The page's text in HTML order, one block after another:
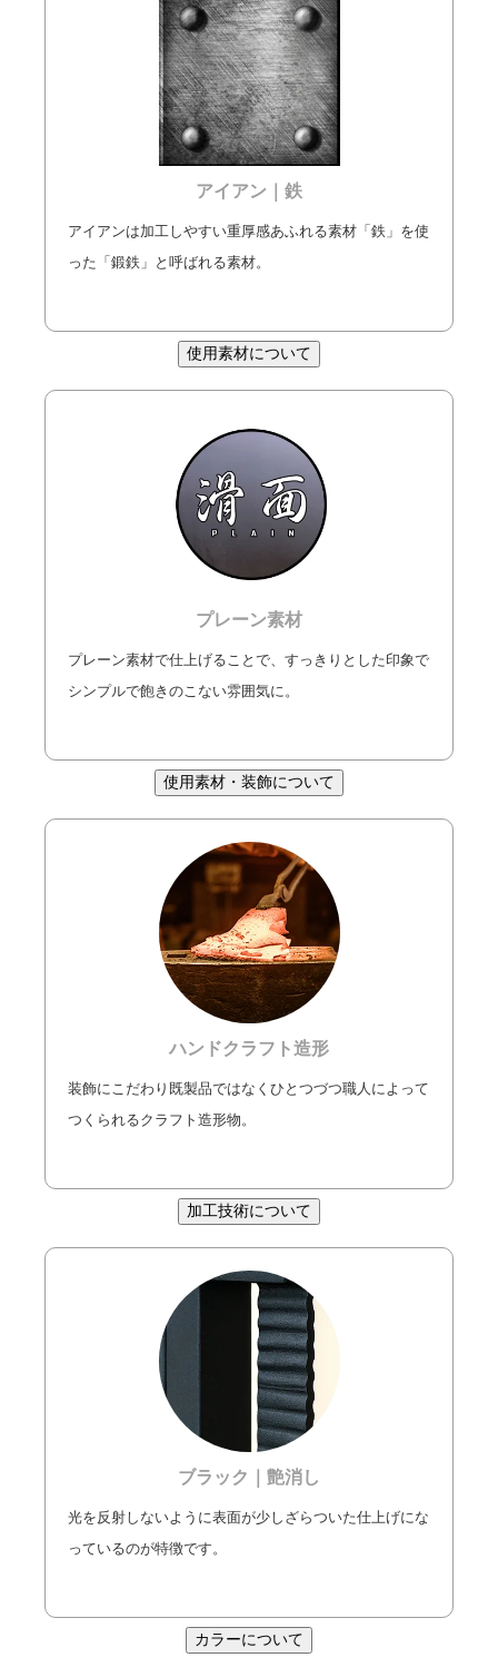
アイアン｜鉄
アイアンは加工しやすい重厚感あふれる素材「鉄」を使
った「鍛鉄」と呼ばれる素材。
使用素材について
プレーン素材
プレーン素材で仕上げることで、すっきりとした印象で
シンプルで飽きのこない雰囲気に。
使用素材・装飾について
ハンドクラフト造形
装飾にこだわり既製品ではなくひとつづつ職人によって
つくられるクラフト造形物。
加工技術について
ブラック｜艶消し
光を反射しないように表面が少しざらついた仕上げにな
っているのが特徴です。
カラーについて